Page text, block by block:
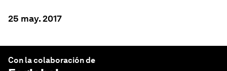
25 may. 2017
Con la colaboración de